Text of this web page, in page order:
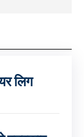
लिग